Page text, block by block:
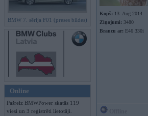
BMW 7. sērija F01 (preses bildes)
Online
Pašreiz BMWPower skatās 119
viesi un 3 reģistrēti lietotāji.
Kopš: 13. Aug 2014
Ziņojumi: 3480
Braucu ar: E46 330i